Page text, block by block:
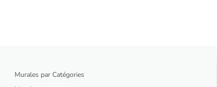
Murales par Catégories